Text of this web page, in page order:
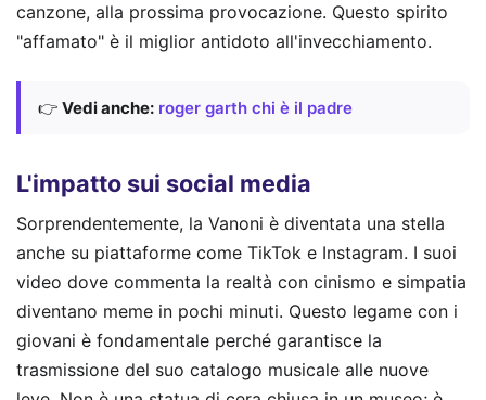
canzone, alla prossima provocazione. Questo spirito
"affamato" è il miglior antidoto all'invecchiamento.
👉 Vedi anche: roger garth chi è il padre
L'impatto sui social media
Sorprendentemente, la Vanoni è diventata una stella
anche su piattaforme come TikTok e Instagram. I suoi
video dove commenta la realtà con cinismo e simpatia
diventano meme in pochi minuti. Questo legame con i
giovani è fondamentale perché garantisce la
trasmissione del suo catalogo musicale alle nuove